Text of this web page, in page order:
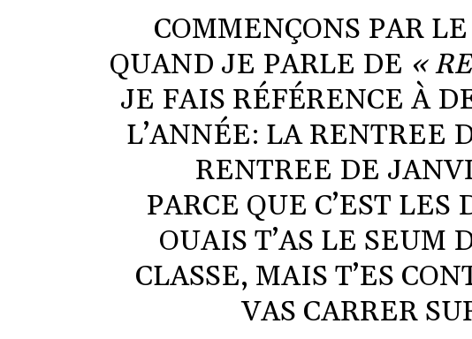
COMMENÇONS PAR
QUAND JE PARLE DE «
JE FAIS RÉFÉRENCE À
L’ANNÉE: LA RENTREE
RENTREE DE
PARCE QUE C’EST
OUAIS T’AS LE SEUM
CLASSE, MAIS T’ES
VAS CARRER